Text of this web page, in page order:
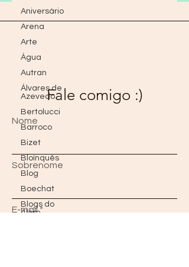
Aniversário
Arena
Arte
Água
Autran
Álvares de
Azevedo
Bertolucci
Barroco
Bizet
Bloínquês
Blog
Boechat
Blogs do
Além
Fale comigo :)
Nome
Sobrenome
E-mail